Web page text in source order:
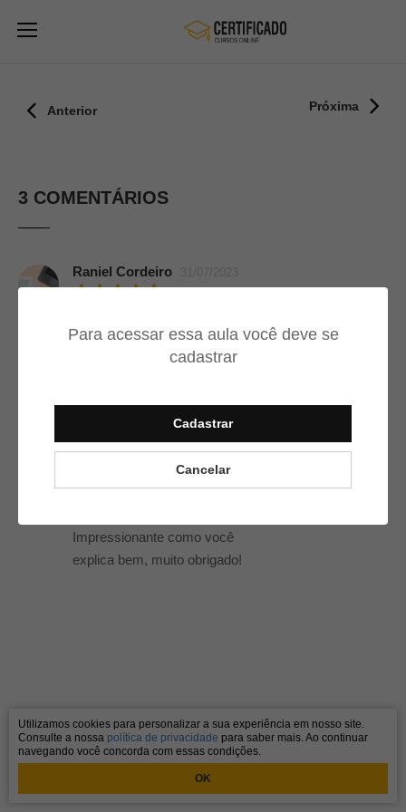
Para acessar essa aula você deve se
cadastrar
Cadastrar
Cancelar
Anterior Próxima
3 COMENTÁRIOS
Raniel Cordeiro
Hiago Antonio 14/01/2023
Impressionante como você
explica bem, muito obrigado!
Utilizamos cookies para personalizar a sua experiência em nosso site.
Consulte a nossa política de privacidade para saber mais. Ao continuar
navegando você concorda com essas condições.
OK